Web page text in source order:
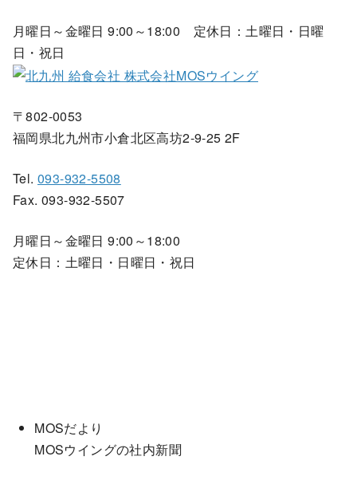
月曜日～金曜日 9:00～18:00 定休日：土曜日・日曜
日・祝日
〒802-0053
福岡県北九州市小倉北区高坊2-9-25 2F
Tel. 093-932-5508
Fax. 093-932-5507
月曜日～金曜日 9:00～18:00
定休日：土曜日・日曜日・祝日
MOSだより
MOSウイングの社内新聞